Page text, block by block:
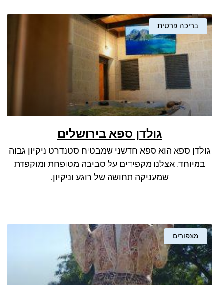
בריכה פרטית
גולדן ספא בירושלים
גולדן ספא הוא ספא חדשני שמבטיח סטנדרט ניקיון גבוה
במיוחד. אצלנו מקפידים על סביבה מטופחת ומוקפדת
שמעניקה תחושה של רוגע וניקיון.
מצפורים